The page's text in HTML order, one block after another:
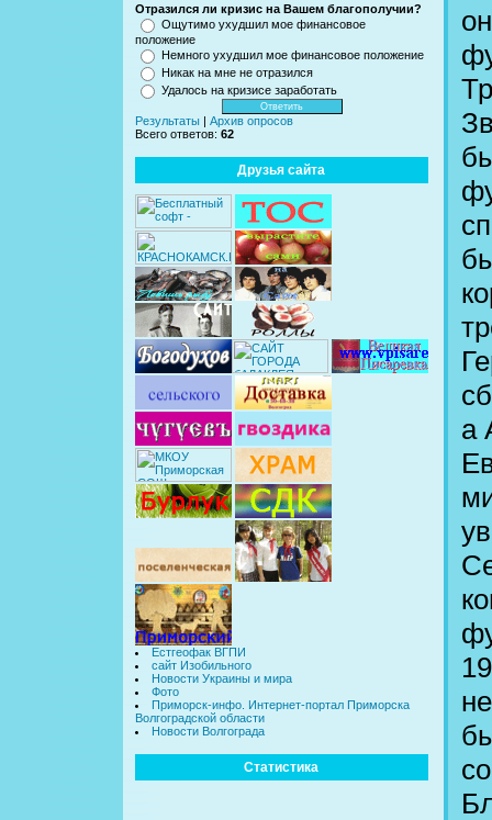
Отразился ли кризис на Вашем благополучии?
Ощутимо ухудшил мое финансовое
положение
Немного ухудшил мое финансовое положение
Никак на мне не отразился
Удалось на кризисе заработать
Результаты
Архив опросов
Всего ответов: 62
Друзья сайта
Естгеофак ВГПИ
сайт Изобильного
Новости Украины и мира
Фото
Приморск-инфо. Интернет-портал Приморска
Волгоградской области
Новости Волгограда
Статистика
а